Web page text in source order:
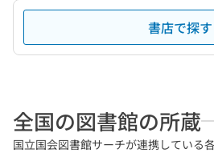
書店で探す
全国の図書館の所蔵
国立国会図書館サーチが連携している